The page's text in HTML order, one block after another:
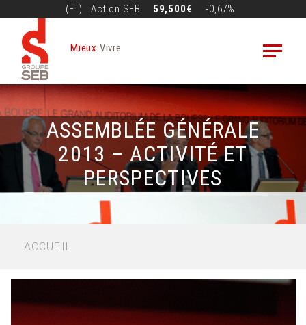
contenu
principal
(FT) Action SEB 59,500€ -0,67%
Mieux Vivre
ASSEMBLÉE GÉNÉRALE
2013 – ACTIVITÉ ET
PERSPECTIVES
FIL
D'ARIANE
ACCUEIL